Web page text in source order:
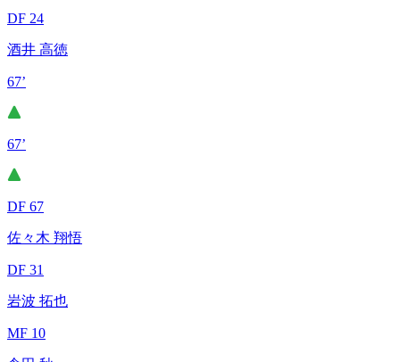
DF 24
酒井 高徳
67’
67’
DF 67
佐々木 翔悟
DF 31
岩波 拓也
MF 10